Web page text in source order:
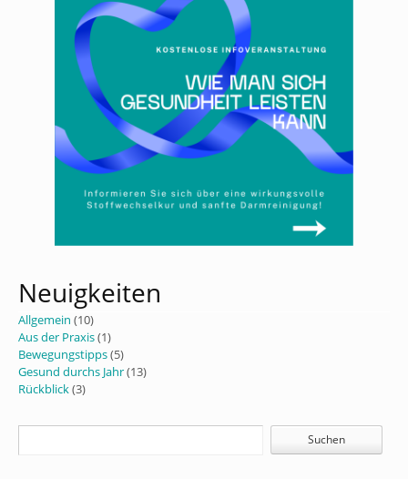
Neuigkeiten
Allgemein (10)
Aus der Praxis(1)
Bewegungstipps(5)
Gesund durchs Jahr(13)
Rückblick(3)